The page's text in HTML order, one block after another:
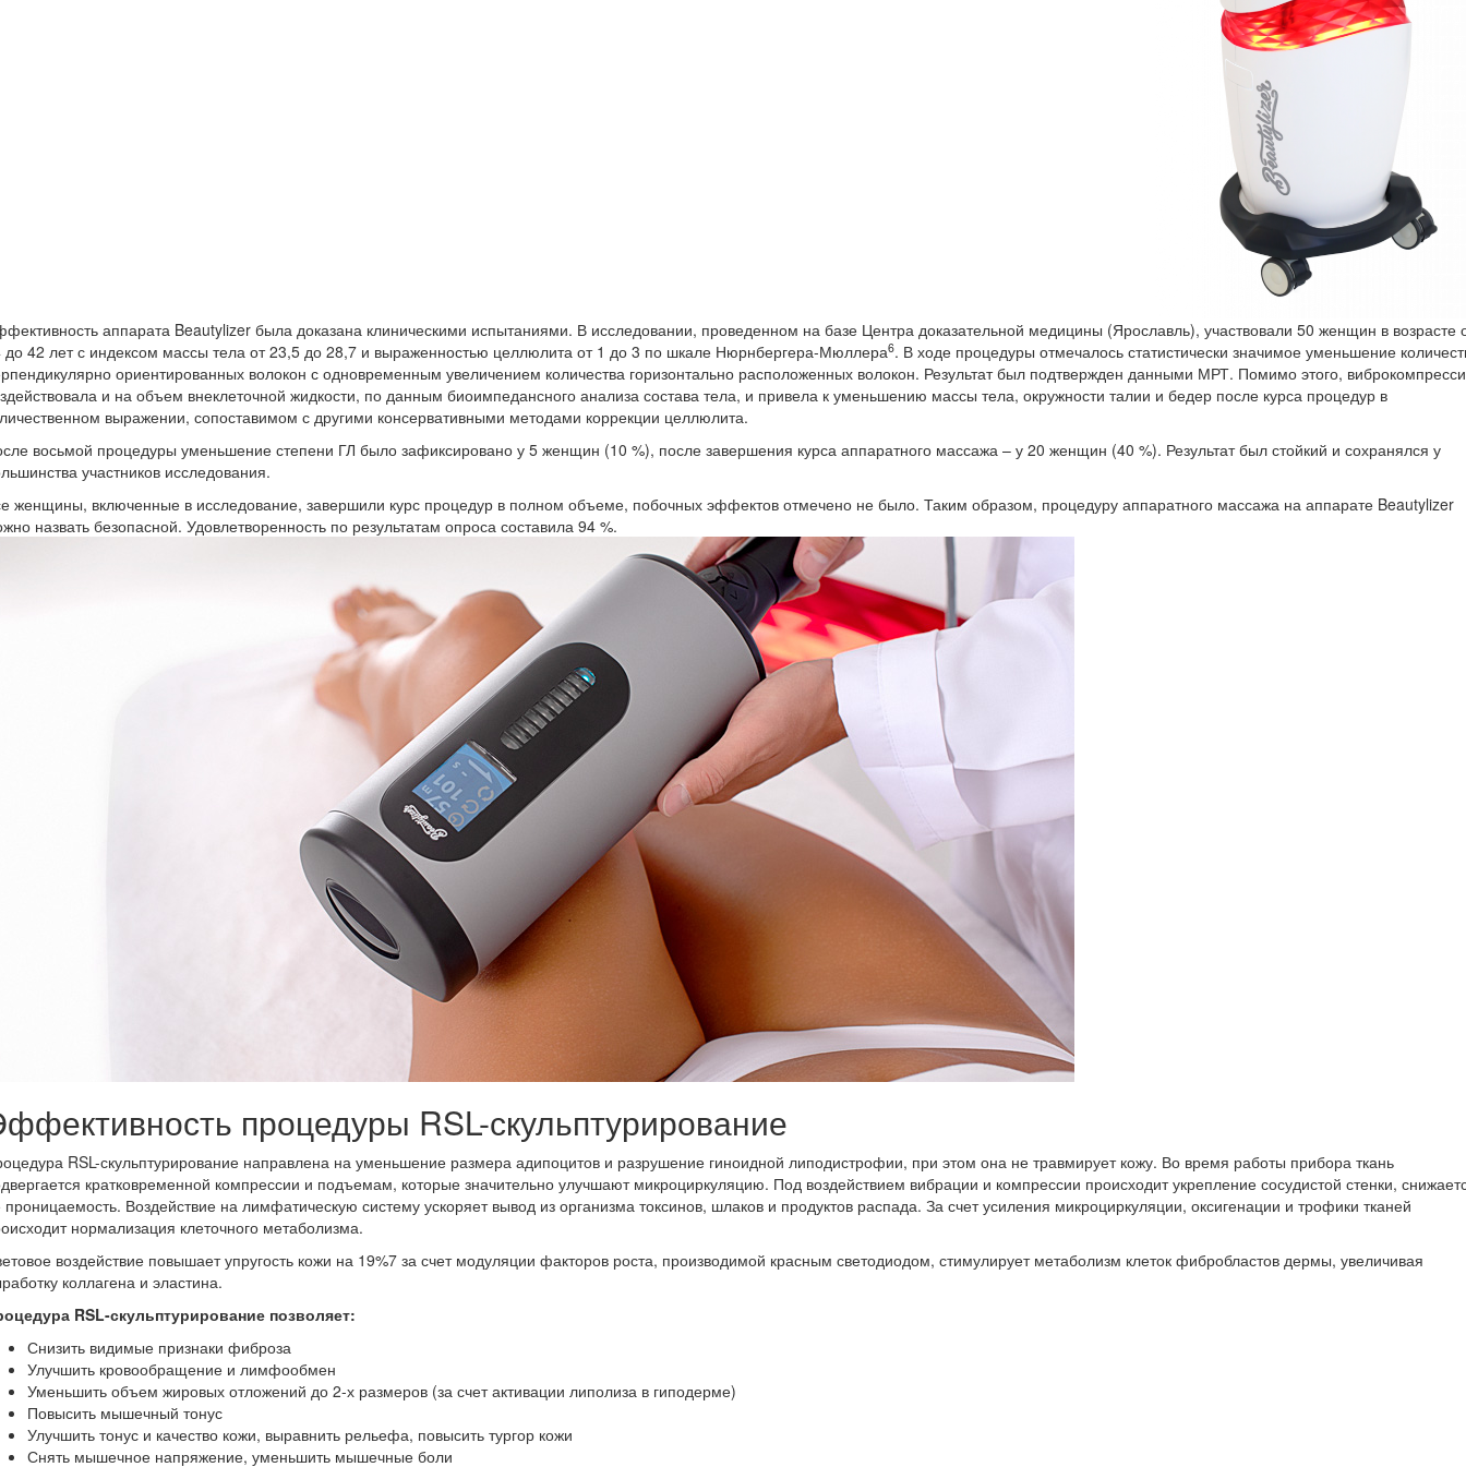
аппарата Beautylizer была доказана клиническими испытаниями. В исследовании, проведенном на базе Центра доказательной медицины (Ярославль), участвовали 50 женщин в возрасте
до 42 лет с индексом массы тела от 23,5 до 28,7 и выраженностью целлюлита от 1 до 3 по шкале Нюрнбергера-Мюллера6. В ходе процедуры отмечалось статистически значимое уменьшение
ориентированных волокон с одновременным увеличением количества горизонтально расположенных волокон. Результат был подтвержден данными МРТ. Помимо этого,
и на объем внеклеточной жидкости, по данным биоимпедансного анализа состава тела, и привела к уменьшению массы тела, окружности талии и бедер после курса процедур в
выражении, сопоставимом с другими консервативными методами коррекции целлюлита.
восьмой процедуры уменьшение степени ГЛ было зафиксировано у 5 женщин (10 %), после завершения курса аппаратного массажа – у 20 женщин (40 %). Результат был стойкий и сохранялся у
участников исследования.
женщины, включенные в исследование, завершили курс процедур в полном объеме, побочных эффектов отмечено не было. Таким образом, процедуру аппаратного массажа на аппарате Beautylizer
назвать безопасной. Удовлетворенность по результатам опроса составила 94 %.
процедуры RSL-скульптурирование
RSL-скульптурирование направлена на уменьшение размера адипоцитов и разрушение гиноидной липодистрофии, при этом она не травмирует кожу. Во время работы прибора ткань
кратковременной компрессии и подъемам, которые значительно улучшают микроциркуляцию. Под воздействием вибрации и компрессии происходит укрепление сосудистой стенки,
проницаемость. Воздействие на лимфатическую систему ускоряет вывод из организма токсинов, шлаков и продуктов распада. За счет усиления микроциркуляции, оксигенации и трофики тканей
нормализация клеточного метаболизма.
воздействие повышает упругость кожи на 19%7 за счет модуляции факторов роста, производимой красным светодиодом, стимулирует метаболизм клеток фибробластов дермы, увеличивая
коллагена и эластина.
RSL-скульптурирование позволяет:
Снизить видимые признаки фиброза
Улучшить кровообращение и лимфообмен
Уменьшить объем жировых отложений до 2-х размеров (за счет активации липолиза в гиподерме)
Повысить мышечный тонус
Улучшить тонус и качество кожи, выравнить рельефа, повысить тургор кожи
Снять мышечное напряжение, уменьшить мышечные боли